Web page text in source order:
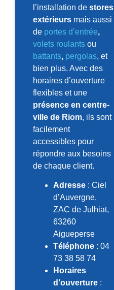
l’installation de stores
extérieurs mais aussi
de portes d’entrée,
volets roulants ou
battants, pergolas, et
bien plus. Avec des
horaires d’ouverture
flexibles et une
présence en centre-
ville de Riom, ils sont
facilement
accessibles pour
répondre aux besoins
de chaque client.
Adresse : Ciel
d’Auvergne,
ZAC de Julhiat,
63260
Aigueperse
Téléphone : 04
73 38 58 74
Horaires
d’ouverture :